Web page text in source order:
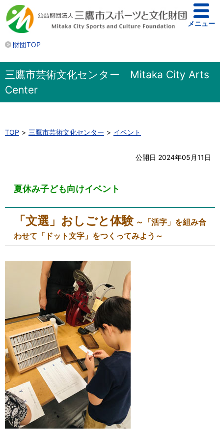
財団TOP
メニュー
三鷹市芸術文化センター Mitaka City Arts
Center
TOP 三鷹市芸術文化センター イベント
公開日 2024年05月11日
夏休み子ども向けイベント
「文選」おしごと体験 ～「活字」を組み合
わせて「ドット文字」をつくってみよう～